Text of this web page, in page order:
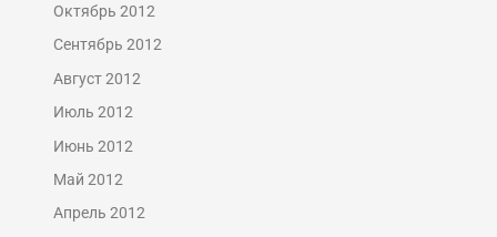
Октябрь 2012
Сентябрь 2012
Август 2012
Июль 2012
Июнь 2012
Май 2012
Апрель 2012